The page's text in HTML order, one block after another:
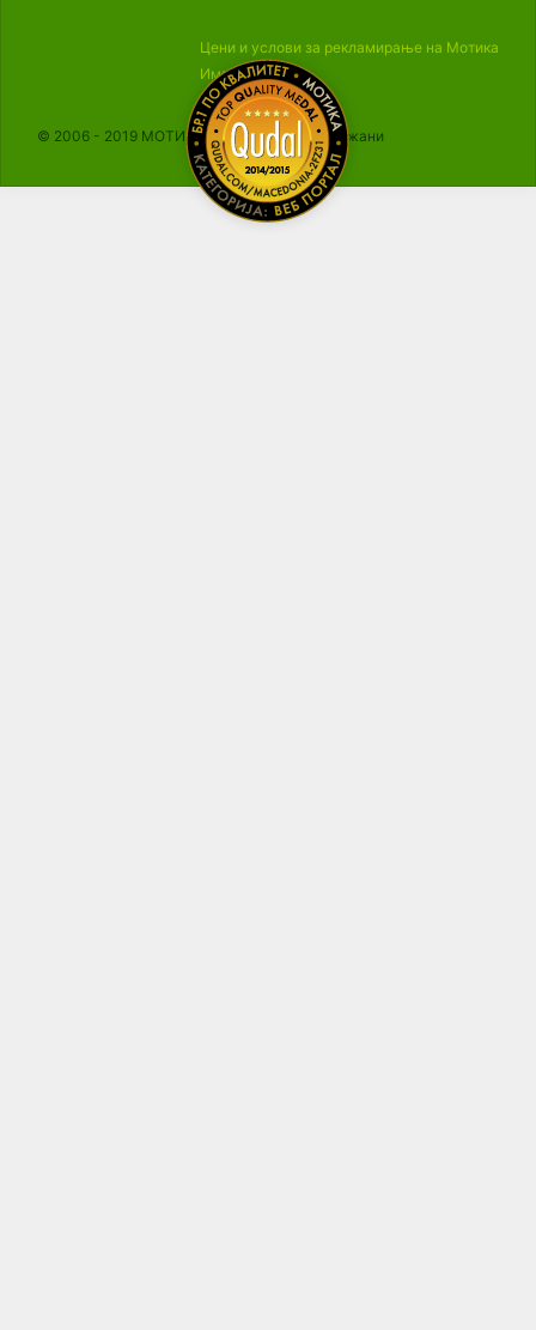
Цени и услови за рекламирање на Мотика
Импресум
© 2006 - 2019 МОТИКА, Сите права се задржани